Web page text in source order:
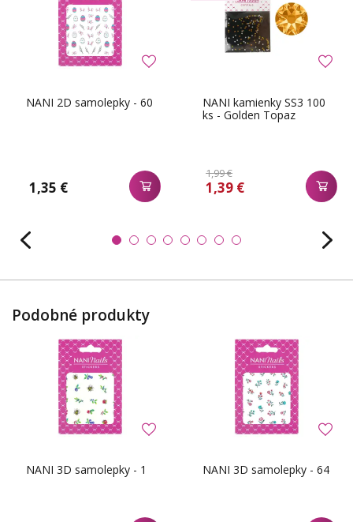
NANI 2D samolepky - 60
1,35 €
NANI kamienky SS3 100
ks - Golden Topaz
1,99 €
1,39 €
Podobné produkty
NANI 3D samolepky - 1 NANI 3D samolepky - 64